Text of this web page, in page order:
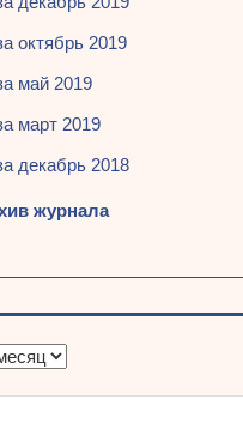
октябрь 2019
май 2019
март 2019
декабрь 2018
журнала